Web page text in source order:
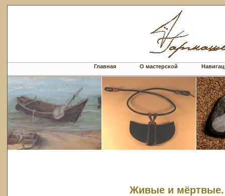
Главная О мастерской
Живые и мёртвые.